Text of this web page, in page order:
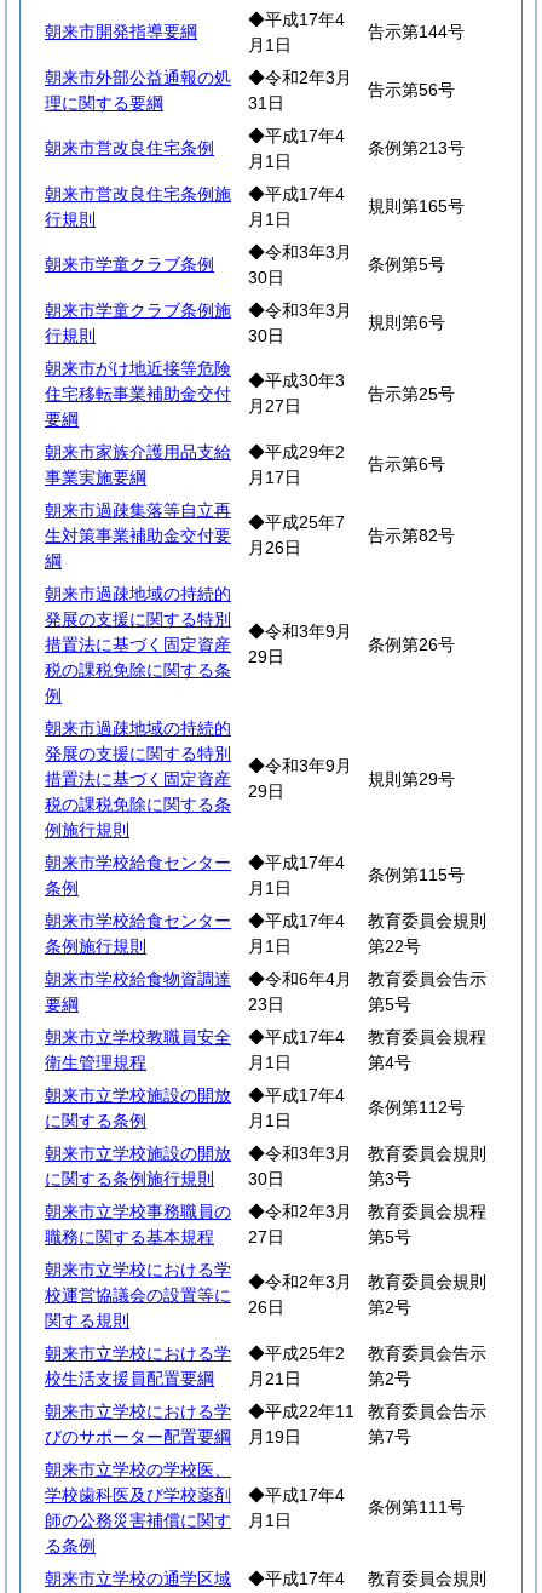
朝来市開発指導要綱
◆平成17年4
月1日
告示第144号
朝来市外部公益通報の処
理に関する要綱
◆令和2年3月
31日
告示第56号
朝来市営改良住宅条例
◆平成17年4
月1日
条例第213号
朝来市営改良住宅条例施
行規則
◆平成17年4
月1日
規則第165号
朝来市学童クラブ条例
◆令和3年3月
30日
条例第5号
朝来市学童クラブ条例施
行規則
◆令和3年3月
30日
規則第6号
朝来市がけ地近接等危険
住宅移転事業補助金交付
要綱
◆平成30年3
月27日
告示第25号
朝来市家族介護用品支給
事業実施要綱
◆平成29年2
月17日
告示第6号
朝来市過疎集落等自立再
生対策事業補助金交付要
綱
◆平成25年7
月26日
告示第82号
朝来市過疎地域の持続的
発展の支援に関する特別
措置法に基づく固定資産
税の課税免除に関する条
例
◆令和3年9月
29日
条例第26号
朝来市過疎地域の持続的
発展の支援に関する特別
措置法に基づく固定資産
税の課税免除に関する条
例施行規則
◆令和3年9月
29日
規則第29号
朝来市学校給食センター
条例
◆平成17年4
月1日
条例第115号
朝来市学校給食センター
条例施行規則
◆平成17年4
月1日
教育委員会規則
第22号
朝来市学校給食物資調達
要綱
◆令和6年4月
23日
教育委員会告示
第5号
朝来市立学校教職員安全
衛生管理規程
◆平成17年4
月1日
教育委員会規程
第4号
朝来市立学校施設の開放
に関する条例
◆平成17年4
月1日
条例第112号
朝来市立学校施設の開放
に関する条例施行規則
◆令和3年3月
30日
教育委員会規則
第3号
朝来市立学校事務職員の
職務に関する基本規程
◆令和2年3月
27日
教育委員会規程
第5号
朝来市立学校における学
校運営協議会の設置等に
関する規則
◆令和2年3月
26日
教育委員会規則
第2号
朝来市立学校における学
校生活支援員配置要綱
◆平成25年2
月21日
教育委員会告示
第2号
朝来市立学校における学
びのサポーター配置要綱
◆平成22年11
月19日
教育委員会告示
第7号
朝来市立学校の学校医、
学校歯科医及び学校薬剤
師の公務災害補償に関す
る条例
◆平成17年4
月1日
条例第111号
朝来市立学校の通学区域
◆平成17年4
教育委員会規則